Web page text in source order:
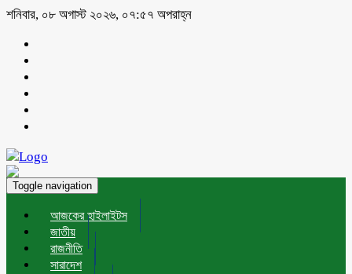
শনিবার, ০৮ অগাস্ট ২০২৬, ০৭:৫৭ অপরাহ্ন
Toggle navigation
আজকের হাইলাইটস
জাতীয়
রাজনীতি
সারাদেশ